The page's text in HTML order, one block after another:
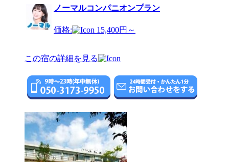
ノーマルコンパニオンプラン
価格: 15,400円～
この宿の詳細を見る